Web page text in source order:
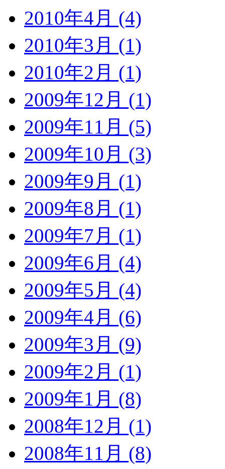
2010年4月 (4)
2010年3月 (1)
2010年2月 (1)
2009年12月 (1)
2009年11月 (5)
2009年10月 (3)
2009年9月 (1)
2009年8月 (1)
2009年7月 (1)
2009年6月 (4)
2009年5月 (4)
2009年4月 (6)
2009年3月 (9)
2009年2月 (1)
2009年1月 (8)
2008年12月 (1)
2008年11月 (8)